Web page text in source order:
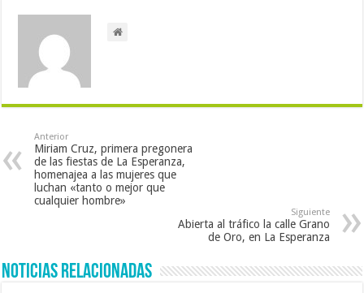
Anterior
Miriam Cruz, primera pregonera
de las fiestas de La Esperanza,
homenajea a las mujeres que
luchan «tanto o mejor que
cualquier hombre»
Siguiente
Abierta al tráfico la calle Grano
de Oro, en La Esperanza
Noticias Relacionadas